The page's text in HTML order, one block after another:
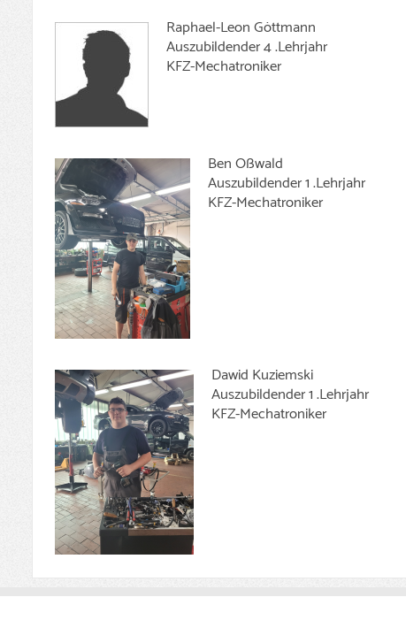
Raphael-Leon Göttmann
Auszubildender 4 .Lehrjahr
KFZ-Mechatroniker
Ben Oßwald
Auszubildender 1 .Lehrjahr
KFZ-Mechatroniker
Dawid Kuziemski
Auszubildender 1 .Lehrjahr
KFZ-Mechatroniker